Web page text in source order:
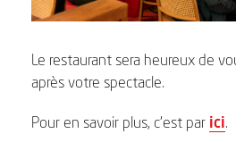
Le restaurant sera heureux de
après votre spectacle.
Pour en savoir plus, c’est par ici.